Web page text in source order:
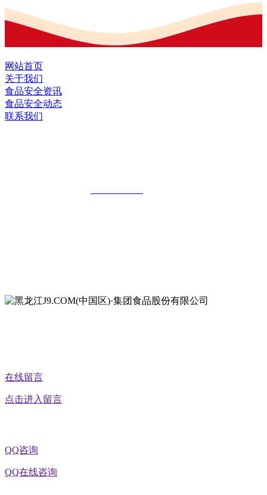
网站首页
关于我们
食品安全资讯
食品安全动态
联系我们
在线留言
点击进入留言
QQ咨询
QQ在线咨询